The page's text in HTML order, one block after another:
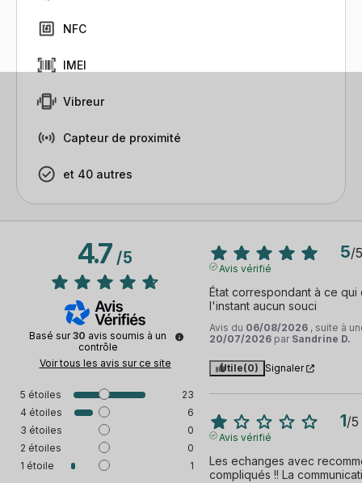
NFC
IMEI
Vibreur
Capteur de proximité
et 40 autres
4.7/5
Basé sur30 avis soumis à un
contrôle
Voir tous les avis sur ce site
5 étoiles
23
4 étoiles
6
3 étoiles
0
2 étoiles
0
1 étoile 1
5/5
Avis vérifié
État correspondant à ce qui
l'instant aucun souci
Avis du 06/08/2026 , suite à
20/07/2026 par Sandrine D.
Utile(0) Signaler
1/5
Avis vérifié
Les echanges avec
compliqués !! La